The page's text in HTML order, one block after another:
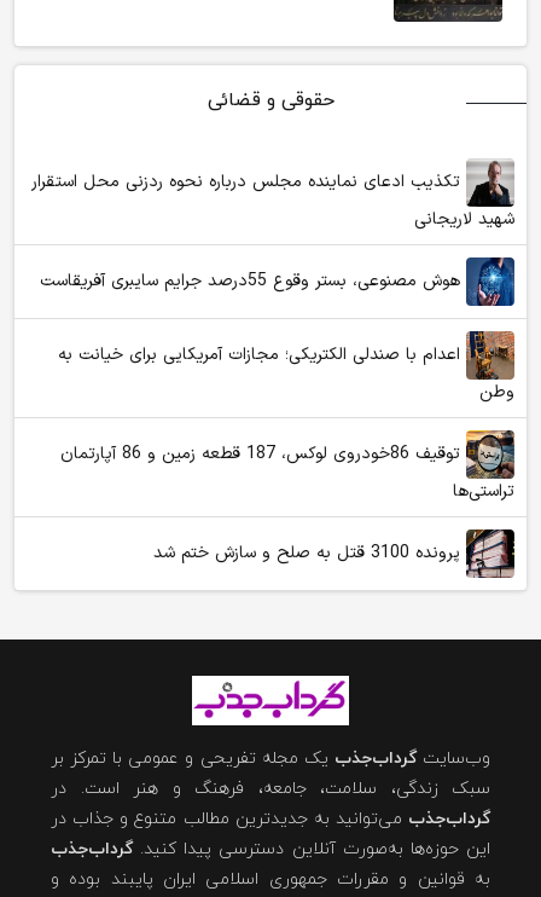
حقوقی و قضائی
تکذیب ادعای نماینده مجلس درباره نحوه ردزنی محل استقرار
شهید لاریجانی
هوش مصنوعی، بستر وقوع 55درصد جرایم سایبری آفریقاست
اعدام با صندلی الکتریکی؛ مجازات آمریکایی برای خیانت به
وطن
توقیف 86خودروی لوکس، 187 قطعه زمین و 86 آپارتمان
تراستی‌ها
پرونده 3100 قتل به صلح و سازش ختم شد
وب‌سایتگرداب‌جذب یک مجله تفریحی و عمومی با تمرکز بر
سبک زندگی، سلامت، جامعه، فرهنگ و هنر است. در
گرداب‌جذب می‌توانید به جدیدترین مطالب متنوع و جذاب در
این حوزه‌ها به‌صورت آنلاین دسترسی پیدا کنید.گرداب‌جذب
به قوانین و مقررات جمهوری اسلامی ایران پایبند بوده و